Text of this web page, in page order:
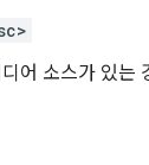
디어 소스가 있는